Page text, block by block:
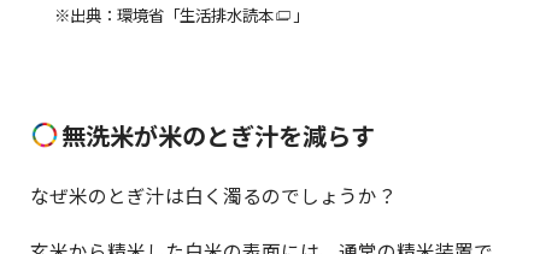
※出典：環境省「生活排水読本 」
無洗米が米のとぎ汁を減らす
なぜ米のとぎ汁は白く濁るのでしょうか？